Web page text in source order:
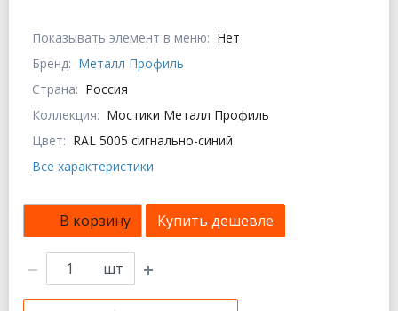
Показывать элемент в меню: Нет
Бренд: Металл Профиль
Страна: Россия
Коллекция: Мостики Металл Профиль
Цвет: RAL 5005 сигнально-синий
Все характеристики
В корзину Купить дешевле
шт